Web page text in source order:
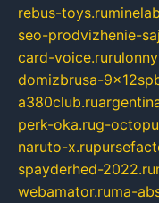
rebus-toys.ru
seo-prodvizhenie-
card-voice.ru
domizbrusa-
a380club.ru
perk-oka.rug-
naruto-x.ru
spayderhed-2022.ru
webamator.ruma-